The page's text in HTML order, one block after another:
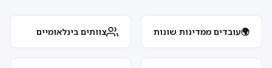
🌍עובדים ממדינות שונות צוותים בינלאומיים